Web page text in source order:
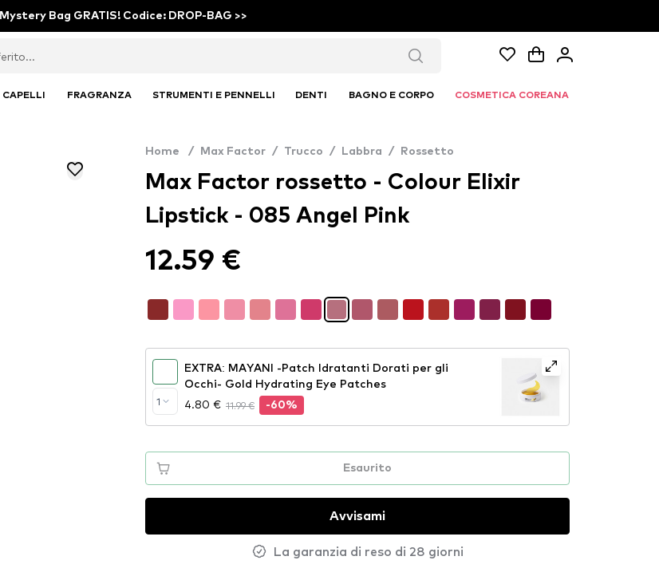
Mystery Bag GRATIS! Codice: DROP-BAG >>
CAPELLI FRAGRANZA STRUMENTI E PENNELLI DENTI BAGNO E CORPO COSMETICA COREANA
Home / Max Factor / Trucco / Labbra / Rossetto
Max Factor rossetto - Colour Elixir
Lipstick - 085 Angel Pink
12.59 €
1
EXTRA: MAYANI -Patch Idratanti Dorati per gli
Occhi- Gold Hydrating Eye Patches
4.80 € 11.99 € -60%
Esaurito
Avvisami
La garanzia di reso di 28 giorni